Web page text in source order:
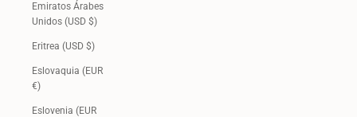
Emiratos Árabes
Unidos (USD $)
Eritrea (USD $)
Eslovaquia (EUR
€)
Eslovenia (EUR